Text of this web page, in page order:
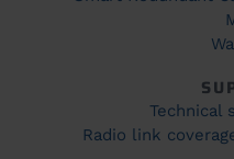
Technical
Radio link